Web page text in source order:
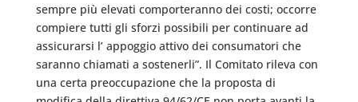
sempre più elevati comporteranno dei costi; occorre
compiere tutti gli sforzi possibili per continuare ad
assicurarsi l’ appoggio attivo dei consumatori che
saranno chiamati a sostenerli”. Il Comitato rileva con
una certa preoccupazione che la proposta di